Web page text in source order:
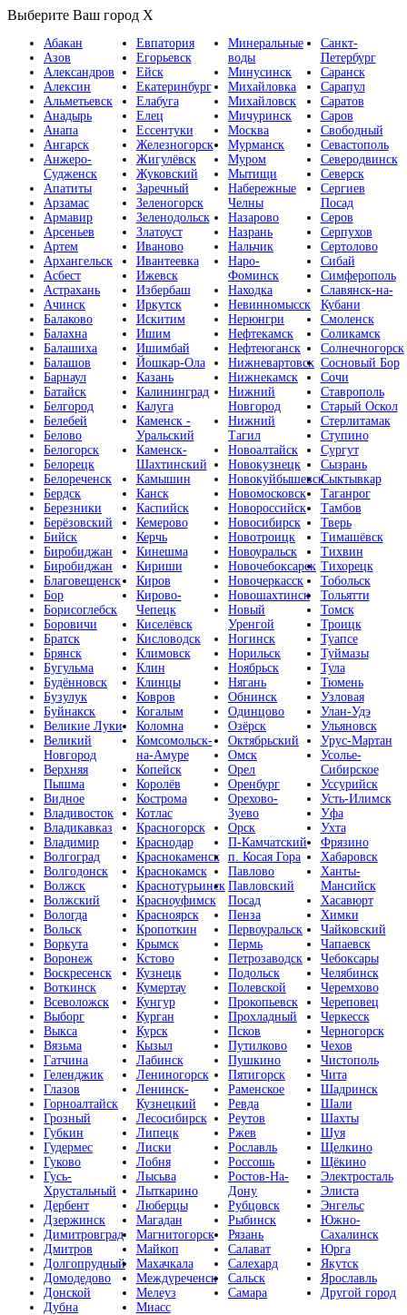
Выберите Ваш город X
Абакан
Азов
Александров
Алексин
Альметьевск
Анадырь
Анапа
Ангарск
Анжеро-
Судженск
Апатиты
Арзамас
Армавир
Арсеньев
Артем
Архангельск
Асбест
Астрахань
Ачинск
Балаково
Балахна
Балашиха
Балашов
Барнаул
Батайск
Белгород
Белебей
Белово
Белогорск
Белорецк
Белореченск
Бердск
Березники
Берёзовский
Бийск
Биробиджан
Биробиджан
Благовещенск
Бор
Борисоглебск
Боровичи
Братск
Брянск
Бугульма
Будённовск
Бузулук
Буйнакск
Великие Луки
Великий
Новгород
Верхняя
Пышма
Видное
Владивосток
Владикавказ
Владимир
Волгоград
Волгодонск
Волжск
Волжский
Вологда
Вольск
Воркута
Воронеж
Воскресенск
Воткинск
Всеволожск
Выборг
Выкса
Вязьма
Гатчина
Геленджик
Глазов
Горноалтайск
Грозный
Губкин
Гудермес
Гуково
Гусь-
Хрустальный
Дербент
Дзержинск
Димитровград
Дмитров
Долгопрудный
Домодедово
Донской
Дубна
Евпатория
Егорьевск
Ейск
Екатеринбург
Елабуга
Елец
Ессентуки
Железногорск
Жигулёвск
Жуковский
Заречный
Зеленогорск
Зеленодольск
Златоуст
Иваново
Ивантеевка
Ижевск
Избербаш
Иркутск
Искитим
Ишим
Ишимбай
Йошкар-Ола
Казань
Калининград
Калуга
Каменск -
Уральский
Каменск-
Шахтинский
Камышин
Канск
Каспийск
Кемерово
Керчь
Кинешма
Кириши
Киров
Кирово-
Чепецк
Киселёвск
Кисловодск
Климовск
Клин
Клинцы
Ковров
Когалым
Коломна
Комсомольск-
на-Амуре
Копейск
Королёв
Кострома
Котлас
Красногорск
Краснодар
Краснокаменск
Краснокамск
Краснотурьинск
Красноуфимск
Красноярск
Кропоткин
Крымск
Кстово
Кузнецк
Кумертау
Кунгур
Курган
Курск
Кызыл
Лабинск
Лениногорск
Ленинск-
Кузнецкий
Лесосибирск
Липецк
Лиски
Лобня
Лысьва
Лыткарино
Люберцы
Магадан
Магнитогорск
Майкоп
Махачкала
Междуреченск
Мелеуз
Миасс
Минеральные
воды
Минусинск
Михайловка
Михайловск
Мичуринск
Москва
Мурманск
Муром
Мытищи
Набережные
Челны
Назарово
Назрань
Нальчик
Наро-
Фоминск
Находка
Невинномысск
Нерюнгри
Нефтекамск
Нефтеюганск
Нижневартовск
Нижнекамск
Нижний
Новгород
Нижний
Тагил
Новоалтайск
Новокузнецк
Новокуйбышевск
Новомосковск
Новороссийск
Новосибирск
Новотроицк
Новоуральск
Новочебоксарск
Новочеркасск
Новошахтинск
Новый
Уренгой
Ногинск
Норильск
Ноябрьск
Нягань
Обнинск
Одинцово
Озёрск
Октябрьский
Омск
Орел
Оренбург
Орехово-
Зуево
Орск
П-Камчатский
п. Косая Гора
Павлово
Павловский
Посад
Пенза
Первоуральск
Пермь
Петрозаводск
Подольск
Полевской
Прокопьевск
Прохладный
Псков
Путилково
Пушкино
Пятигорск
Раменское
Ревда
Реутов
Ржев
Рославль
Россошь
Ростов-На-
Дону
Рубцовск
Рыбинск
Рязань
Салават
Салехард
Сальск
Самара
Санкт-
Петербург
Саранск
Сарапул
Саратов
Саров
Свободный
Севастополь
Северодвинск
Северск
Сергиев
Посад
Серов
Серпухов
Сертолово
Сибай
Симферополь
Славянск-на-
Кубани
Смоленск
Соликамск
Солнечногорск
Сосновый Бор
Сочи
Ставрополь
Старый Оскол
Стерлитамак
Ступино
Сургут
Сызрань
Сыктывкар
Таганрог
Тамбов
Тверь
Тимашёвск
Тихвин
Тихорецк
Тобольск
Тольятти
Томск
Троицк
Туапсе
Туймазы
Тула
Тюмень
Узловая
Улан-Удэ
Ульяновск
Урус-Мартан
Усолье-
Сибирское
Уссурийск
Усть-Илимск
Уфа
Ухта
Фрязино
Хабаровск
Ханты-
Мансийск
Хасавюрт
Химки
Чайковский
Чапаевск
Чебоксары
Челябинск
Черемхово
Череповец
Черкесск
Черногорск
Чехов
Чистополь
Чита
Шадринск
Шали
Шахты
Шуя
Щелкино
Щёкино
Электросталь
Элиста
Энгельс
Южно-
Сахалинск
Юрга
Якутск
Ярославль
Другой город